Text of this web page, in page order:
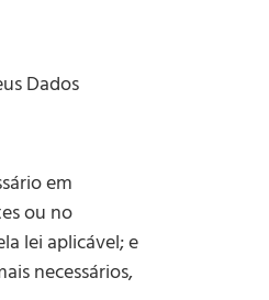
Dados
em
ou no
lei aplicável; e
necessários,